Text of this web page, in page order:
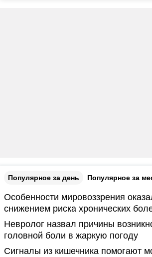
Популярное за день Популярное за
Особенности мировоззрения
снижением риска хронических
Невролог назвал причины
головной боли в жаркую погоду
Сигналы из кишечника помогают